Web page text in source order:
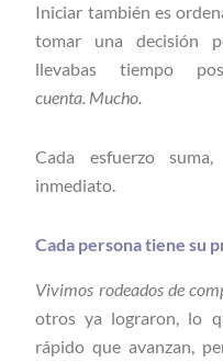
Iniciar también es
tomar una decisión
llevabas tiempo
cuenta. Mucho.
Cada esfuerzo
inmediato.
Cada persona tiene su
Vivimos rodeados de
otros ya lograron, lo
rápido que avanzan,